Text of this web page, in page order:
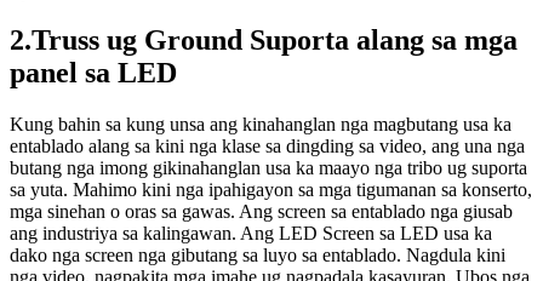
2.Truss ug Ground Suporta alang sa mga
panel sa LED
Kung bahin sa kung unsa ang kinahanglan nga magbutang usa ka
entablado alang sa kini nga klase sa dingding sa video, ang una nga
butang nga imong gikinahanglan usa ka maayo nga tribo ug suporta
sa yuta. Mahimo kini nga ipahigayon sa mga tigumanan sa konserto,
mga sinehan o oras sa gawas. Ang screen sa entablado nga giusab
ang industriya sa kalingawan. Ang LED Screen sa LED usa ka
dako nga screen nga gibutang sa luyo sa entablado. Nagdula kini
nga video, nagpakita mga imahe ug nagpadala kasayuran. Ubos nga